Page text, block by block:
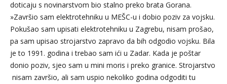
doticaju s novinarstvom bio stalno preko brata Gorana.
»Završio sam elektrotehniku u MEŠC-u i dobio poziv za vojsku.
Pokušao sam upisati elektrotehniku u Zagrebu, nisam prošao,
pa sam upisao strojarstvo zapravo da bih odgodio vojsku. Bila
je to 1991. godina i trebao sam ići u Zadar. Kada je poštar
donio poziv, sjeo sam u mini moris i preko granice. Strojarstvo
nisam završio, ali sam uspio nekoliko godina odgoditi tu